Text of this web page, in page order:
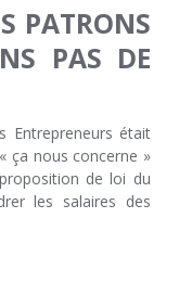
PATRONS
PAS DE
Entrepreneurs était
ça nous concerne »
de loi du
les salaires des